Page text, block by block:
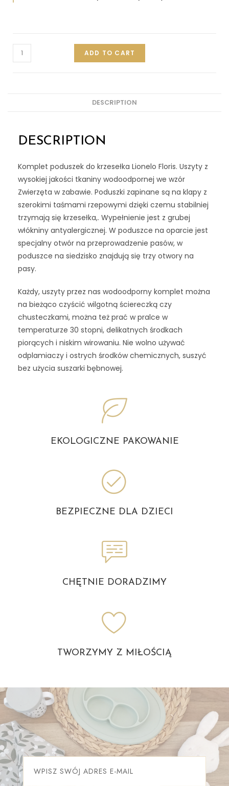
ADD TO CART
DESCRIPTION
DESCRIPTION
Komplet poduszek do krzesełka Lionelo Floris. Uszyty z
wysokiej jakości tkaniny wodoodpornej we wzór
Zwierzęta w zabawie. Poduszki zapinane są na klapy z
szerokimi taśmami rzepowymi dzięki czemu stabilniej
trzymają się krzesełka,. Wypełnienie jest z grubej
włókniny antyalergicznej. W poduszce na oparcie jest
specjalny otwór na przeprowadzenie pasów, w
poduszce na siedzisko znajdują się trzy otwory na
pasy.
Każdy, uszyty przez nas wodoodporny komplet można
na bieżąco czyścić wilgotną ściereczką czy
chusteczkami, można też prać w pralce w
temperaturze 30 stopni, delikatnych środkach
piorących i niskim wirowaniu. Nie wolno używać
odplamiaczy i ostrych środków chemicznych, suszyć
bez użycia suszarki bębnowej.
EKOLOGICZNE PAKOWANIE
BEZPIECZNE DLA DZIECI
CHĘTNIE DORADZIMY
TWORZYMY Z MIŁOŚCIĄ